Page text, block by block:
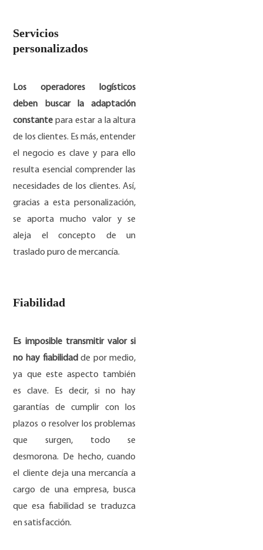
Servicios
personalizados
Los operadores logísticos
deben buscar la adaptación
constante para estar a la altura
de los clientes. Es más, entender
el negocio es clave y para ello
resulta esencial comprender las
necesidades de los clientes. Así,
gracias a esta personalización,
se aporta mucho valor y se
aleja el concepto de un
traslado puro de mercancía.
Fiabilidad
Es imposible transmitir valor si
no hay fiabilidadde por medio,
ya que este aspecto también
es clave. Es decir, si no hay
garantías de cumplir con los
plazos o resolver los problemas
que surgen, todo se
desmorona. De hecho, cuando
el cliente deja una mercancía a
cargo de una empresa, busca
que esa fiabilidad se traduzca
en satisfacción.